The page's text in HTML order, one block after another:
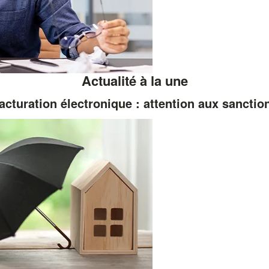
Actualité à la une
électronique : attention aux